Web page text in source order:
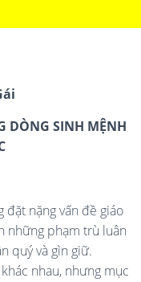
DÒNG SINH MỆNH
đặt nặng vấn đề giáo
những phạm trù luân
quý và gìn giữ.
nhau, nhưng mục